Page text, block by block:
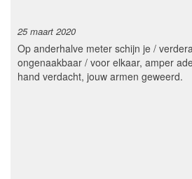
25 maart 2020
Op anderhalve meter schijn je /
ongenaakbaar / voor elkaar, amper
hand verdacht, jouw armen geweerd.